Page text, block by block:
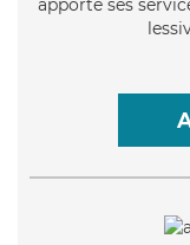
apporte ses